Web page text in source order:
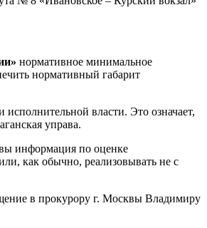
нормативное минимальное
нормативный габарит
власти. Это означает,
управа.
информация по оценке
как обычно, реализовывать не с
в прокурору г. Москвы Владимиру